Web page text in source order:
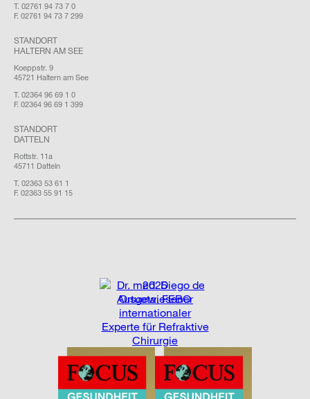
T. 02761 94 73 7 0
F. 02761 94 73 7 299
STANDORT
HALTERN AM SEE
Koeppstr. 9
45721 Haltern am See
T. 02364 96 69 1 0
F. 02364 96 69 1 399
STANDORT
DATTELN
Rottstr. 11a
45711 Datteln
T. 02363 53 61 1
F. 02363 55 91 15
2025
Ausgewiesener
internationaler
Experte für Refraktive
Chirurgie